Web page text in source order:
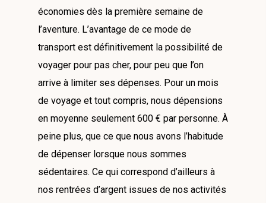
économies dès la première semaine de
l’aventure. L’avantage de ce mode de
transport est définitivement la possibilité de
voyager pour pas cher, pour peu que l’on
arrive à limiter ses dépenses. Pour un mois
de voyage et tout compris, nous dépensions
en moyenne seulement 600 € par personne. À
peine plus, que ce que nous avons l’habitude
de dépenser lorsque nous sommes
sédentaires. Ce qui correspond d’ailleurs à
nos rentrées d’argent issues de nos activités